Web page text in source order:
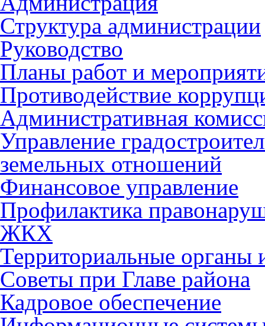
Структура администрации
Руководство
Планы работ и
Противодействие
Административная
Управление
земельных отношений
Финансовое управление
Профилактика
ЖКХ
Территориальные органы
Советы при Главе района
Кадровое обеспечение